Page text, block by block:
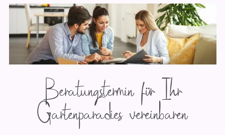
Beratungstermin für Ihr
Gartenparadies vereinbaren